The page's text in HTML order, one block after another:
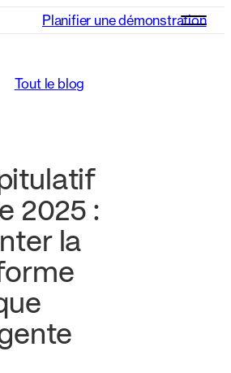
Planifier une démonstration
Tout le blog
2025 :
la